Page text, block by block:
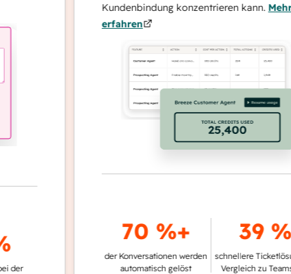
Kundenbindung konzentrieren kann.Mehr
erfahren
70 %+
der Konversationen werden
automatisch gelöst
39 %
schnellere Ticketlösung im
Vergleich zu Teams, die